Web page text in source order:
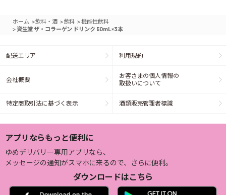
ホーム >飲料・酒 >飲料 >機能性飲料
>資生堂 ザ・コラーゲン ドリンク 50mL×3本
配送エリア 利用規約
会社概要
お客さまの個人情報の
取扱いについて
特定商取引法に基づく表示 酒類販売管理者標識
アプリならもっと便利に
ゆめデリバリー専用アプリなら、
メッセージの通知がスマホに来るので、さらに便利。
ダウンロードはこちら